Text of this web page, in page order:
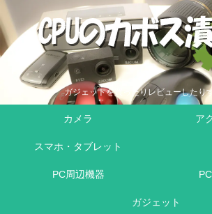
ガジェットを買ったりレビューしたり
カメラ ア
スマホ・タブレット
PC周辺機器
ガジェット